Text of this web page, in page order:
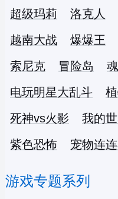
超级玛莉 洛克人
越南大战
爆爆王
索尼克
冒险岛
电玩明星大乱斗
死神vs火影
我的
紫色恐怖
宠物连
游戏专题系列